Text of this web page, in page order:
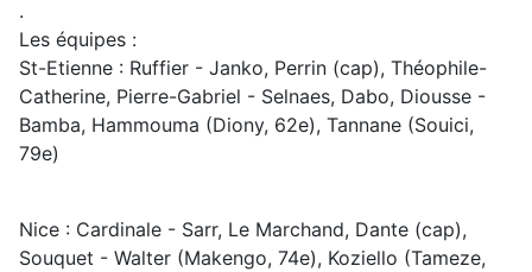
.
Les équipes :
St-Etienne : Ruffier - Janko, Perrin (cap), Théophile-
Catherine, Pierre-Gabriel - Selnaes, Dabo, Diousse -
Bamba, Hammouma (Diony, 62e), Tannane (Souici,
79e)
Nice : Cardinale - Sarr, Le Marchand, Dante (cap),
Souquet - Walter (Makengo, 74e), Koziello (Tameze,